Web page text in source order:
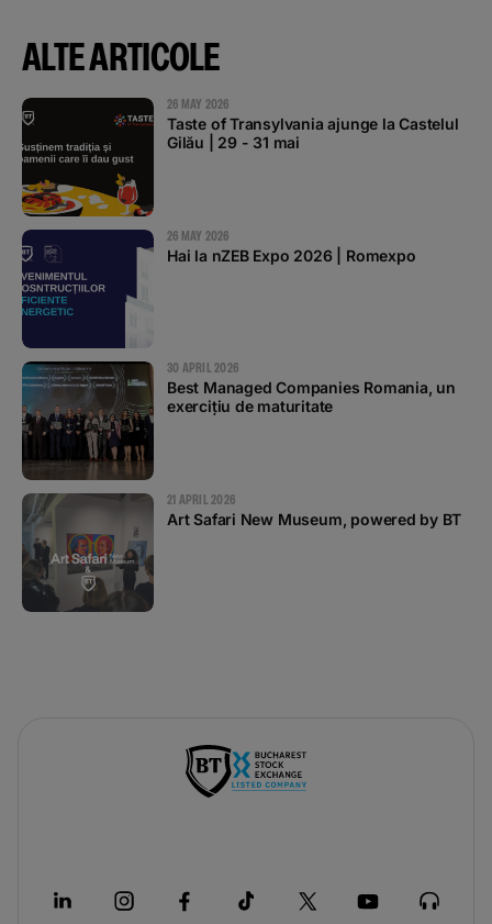
ALTE ARTICOLE
26 MAY 2026
Taste of Transylvania ajunge la Castelul
Gilău | 29 - 31 mai
26 MAY 2026
Hai la nZEB Expo 2026 | Romexpo
30 APRIL 2026
Best Managed Companies Romania, un
exercițiu de maturitate
21 APRIL 2026
Art Safari New Museum, powered by BT